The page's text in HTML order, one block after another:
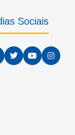
Sociais